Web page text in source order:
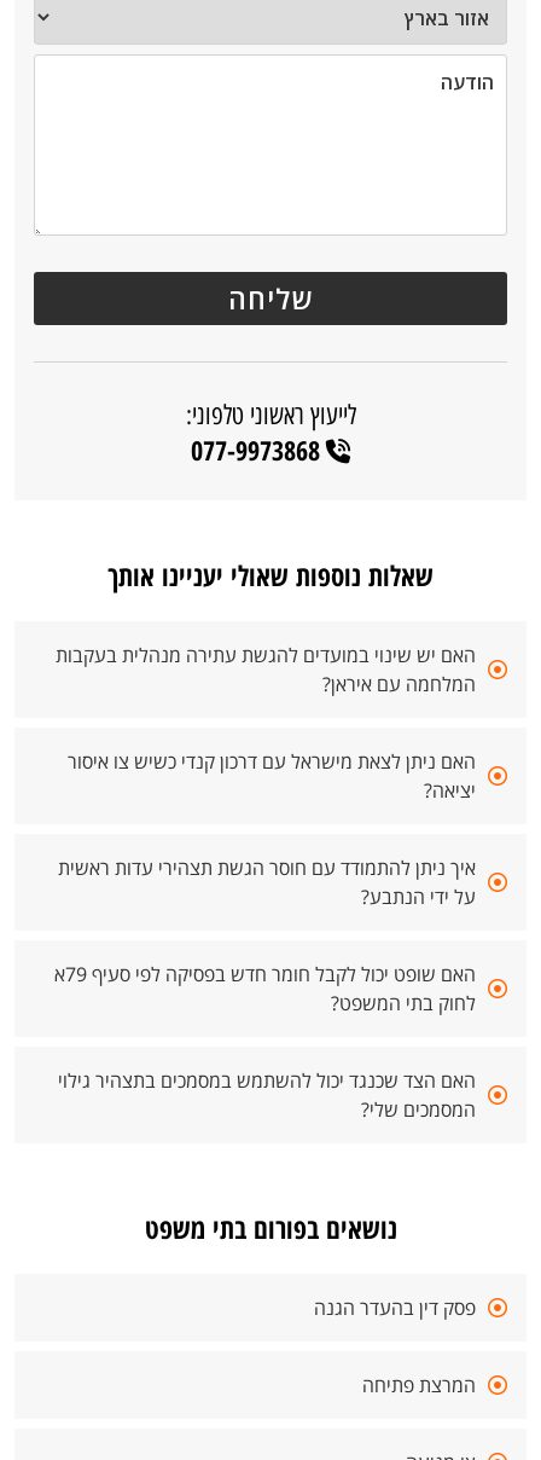
לייעוץ ראשוני טלפוני:
077-9973868
שאלות נוספות שאולי יעניינו אותך
האם יש שינוי במועדים להגשת עתירה מנהלית בעקבות
המלחמה עם איראן?
האם ניתן לצאת מישראל עם דרכון קנדי כשיש צו איסור
יציאה?
איך ניתן להתמודד עם חוסר הגשת תצהירי עדות ראשית
על ידי הנתבע?
האם שופט יכול לקבל חומר חדש בפסיקה לפי סעיף 79א
לחוק בתי המשפט?
האם הצד שכנגד יכול להשתמש במסמכים בתצהיר גילוי
המסמכים שלי?
נושאים בפורום בתי משפט
פסק דין בהעדר הגנה
המרצת פתיחה